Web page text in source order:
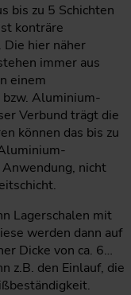
bis zu 5 Schichten
konträre
hier näher
immer aus
einem
Aluminium-
Verbund trägt die
können das bis zu
nicht
Lagerschalen mit
werden dann auf
Dicke von ca. 6…
z.B. den Einlauf, die